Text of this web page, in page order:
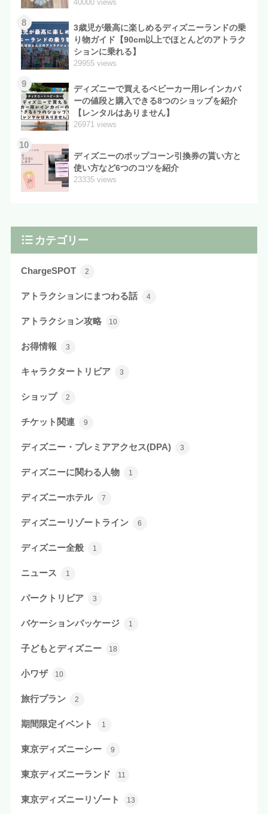
40000 views
8
3歳児が最高に楽しめるディズニーランドの乗
り物ガイド【90cm以上でほとんどのアトラク
ションに乗れる】
29955 views
9
ディズニーで買えるベビーカー用レインカバ
ーの値段と購入できる8つのショップを紹介
【レンタルはありません】
26971 views
10
ディズニーのポップコーン引換券の貰い方と
使い方など6つのコツを紹介
23335 views
カテゴリー
ChargeSPOT 2
アトラクションにまつわる話 4
アトラクション攻略 10
お得情報 3
キャラクタートリビア 3
ショップ 2
チケット関連 9
ディズニー・プレミアアクセス(DPA) 3
ディズニーに関わる人物 1
ディズニーホテル 7
ディズニーリゾートライン 6
ディズニー全般 1
ニュース 1
パークトリビア 3
バケーションパッケージ 1
子どもとディズニー 18
小ワザ 10
旅行プラン 2
期間限定イベント 1
東京ディズニーシー 9
東京ディズニーランド 11
東京ディズニーリゾート 13